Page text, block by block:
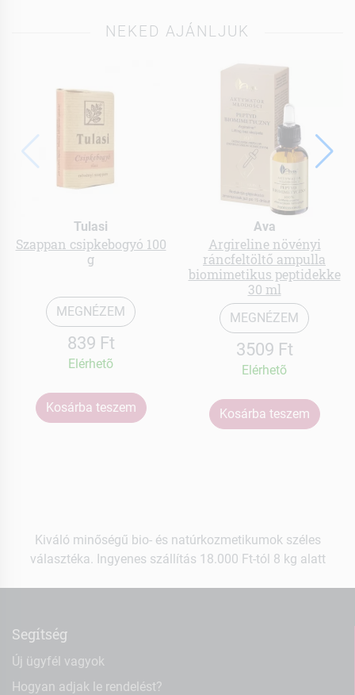
NEKED AJÁNLJUK
Tulasi
Szappan csipkebogyó 100
g
MEGNÉZEM
839 Ft
Elérhetõ
Kosárba teszem
Ava
Argireline növényi
ráncfeltöltő ampulla
biomimetikus peptidekke
30 ml
MEGNÉZEM
3509 Ft
Elérhetõ
Kosárba teszem
Kiváló minőségű bio- és natúrkozmetikumok széles
választéka. Ingyenes szállítás 18.000 Ft-tól 8 kg alatt
Segítség
Új ügyfél vagyok
Hogyan adjak le rendelést?